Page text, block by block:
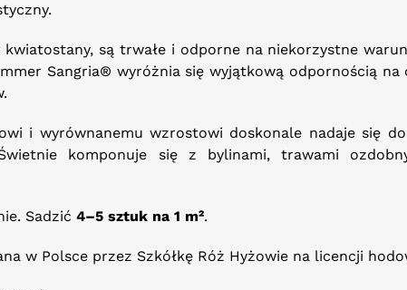
są trwałe i odporne na niekorzystne
Sangria® wyróżnia się wyjątkową odpornością
i wyrównanemu wzrostowi doskonale nadaje się
komponuje się z bylinami, trawami
Sadzić 4–5 sztuk na 1 m².
w Polsce przez Szkółkę Róż Hyżowie na licencji